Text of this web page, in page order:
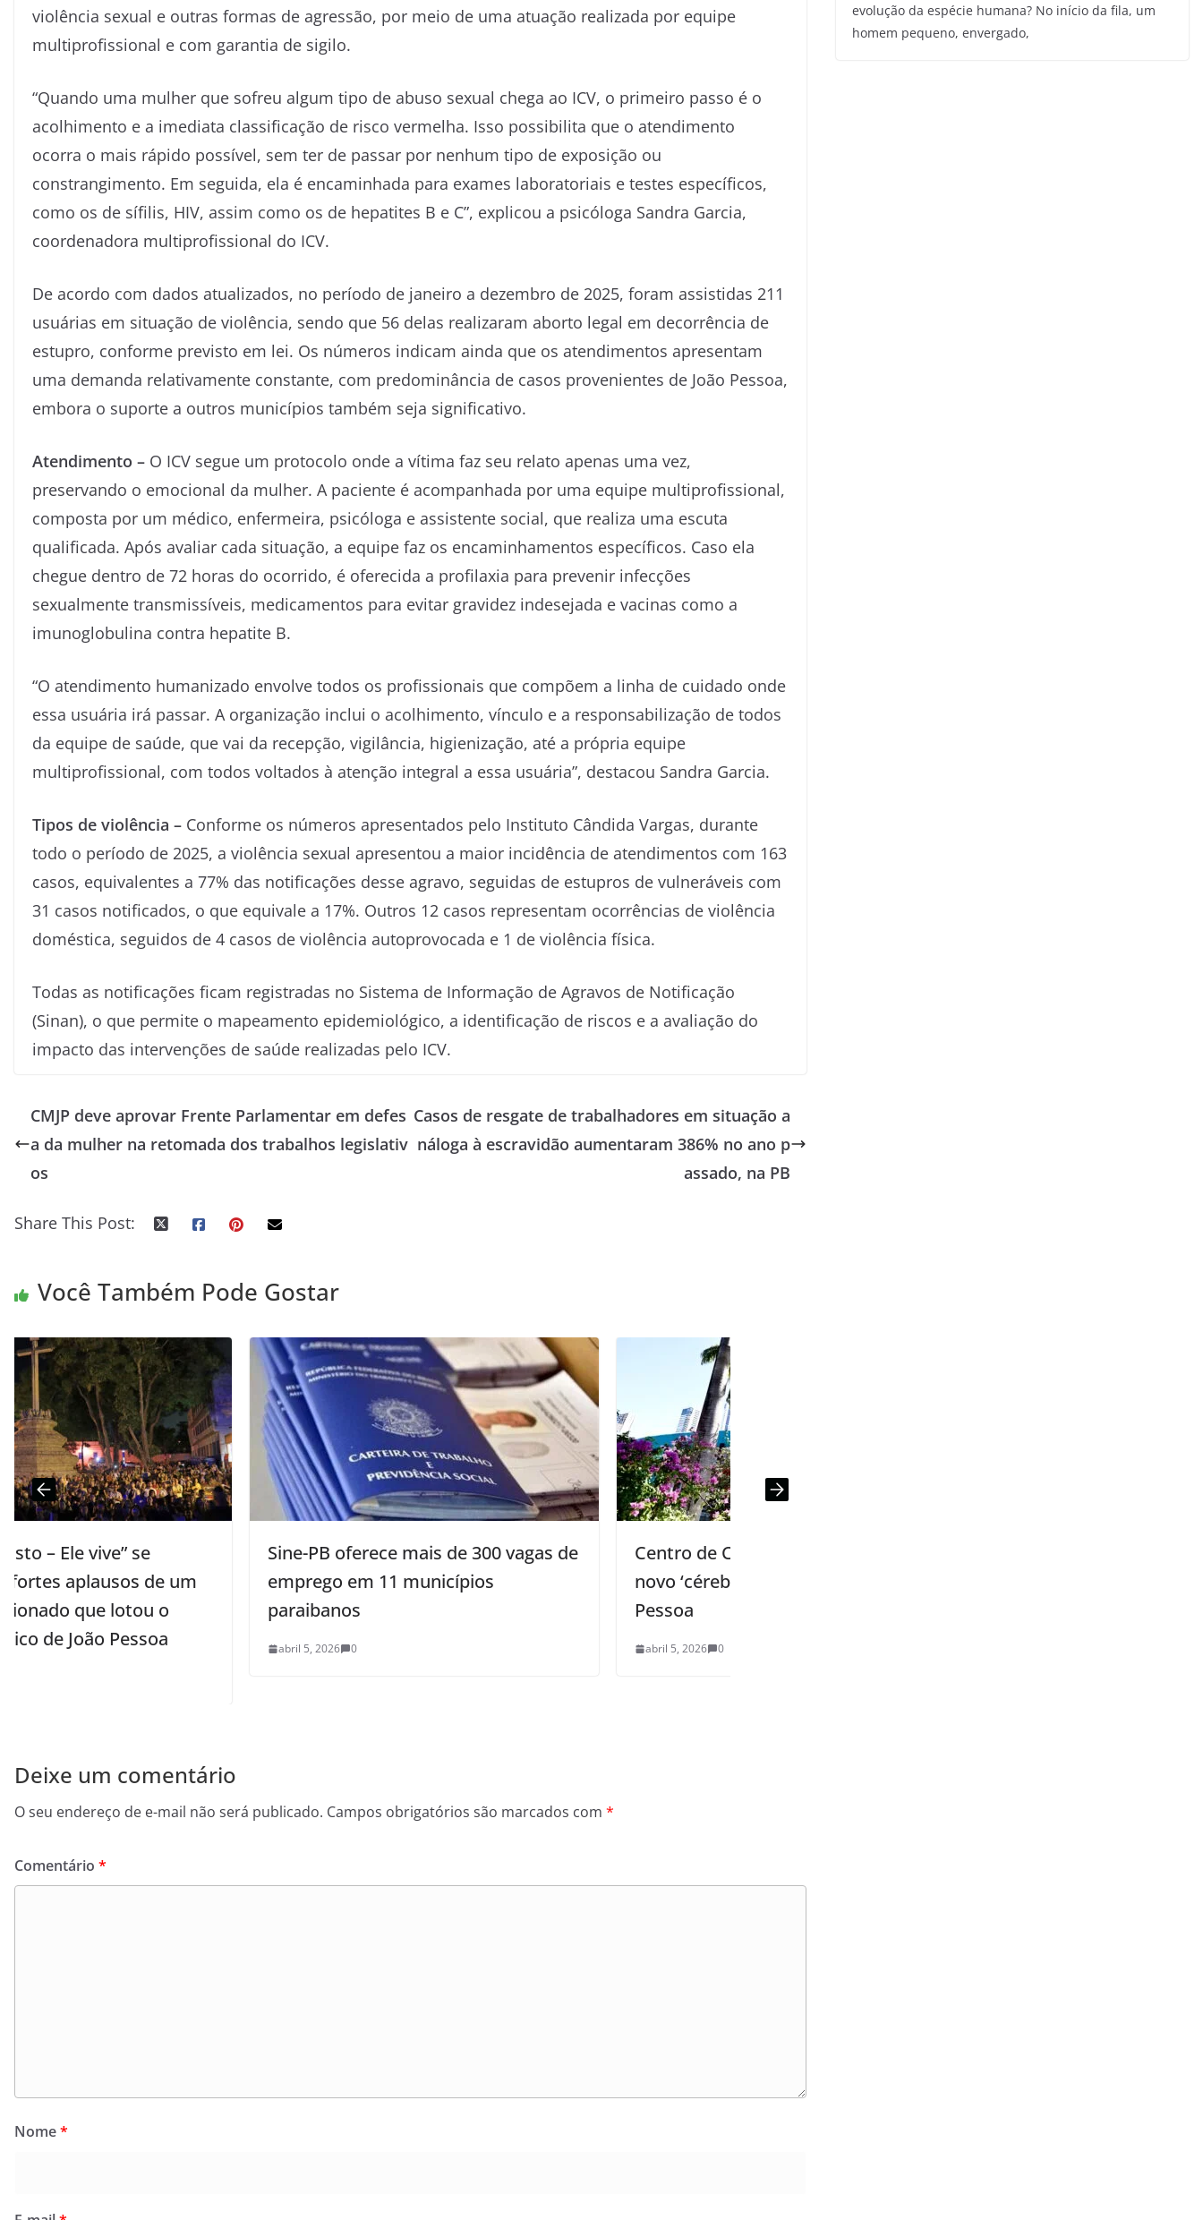
violência sexual e outras formas de agressão, por meio de uma atuação realizada por equipe
multiprofissional e com garantia de sigilo.
“Quando uma mulher que sofreu algum tipo de abuso sexual chega ao ICV, o primeiro passo é o
acolhimento e a imediata classificação de risco vermelha. Isso possibilita que o atendimento
ocorra o mais rápido possível, sem ter de passar por nenhum tipo de exposição ou
constrangimento. Em seguida, ela é encaminhada para exames laboratoriais e testes específicos,
como os de sífilis, HIV, assim como os de hepatites B e C”, explicou a psicóloga Sandra Garcia,
coordenadora multiprofissional do ICV.
De acordo com dados atualizados, no período de janeiro a dezembro de 2025, foram assistidas 211
usuárias em situação de violência, sendo que 56 delas realizaram aborto legal em decorrência de
estupro, conforme previsto em lei. Os números indicam ainda que os atendimentos apresentam
uma demanda relativamente constante, com predominância de casos provenientes de João Pessoa,
embora o suporte a outros municípios também seja significativo.
Atendimento – O ICV segue um protocolo onde a vítima faz seu relato apenas uma vez,
preservando o emocional da mulher. A paciente é acompanhada por uma equipe multiprofissional,
composta por um médico, enfermeira, psicóloga e assistente social, que realiza uma escuta
qualificada. Após avaliar cada situação, a equipe faz os encaminhamentos específicos. Caso ela
chegue dentro de 72 horas do ocorrido, é oferecida a profilaxia para prevenir infecções
sexualmente transmissíveis, medicamentos para evitar gravidez indesejada e vacinas como a
imunoglobulina contra hepatite B.
“O atendimento humanizado envolve todos os profissionais que compõem a linha de cuidado onde
essa usuária irá passar. A organização inclui o acolhimento, vínculo e a responsabilização de todos
da equipe de saúde, que vai da recepção, vigilância, higienização, até a própria equipe
multiprofissional, com todos voltados à atenção integral a essa usuária”, destacou Sandra Garcia.
Tipos de violência – Conforme os números apresentados pelo Instituto Cândida Vargas, durante
todo o período de 2025, a violência sexual apresentou a maior incidência de atendimentos com 163
casos, equivalentes a 77% das notificações desse agravo, seguidas de estupros de vulneráveis com
31 casos notificados, o que equivale a 17%. Outros 12 casos representam ocorrências de violência
doméstica, seguidos de 4 casos de violência autoprovocada e 1 de violência física.
Todas as notificações ficam registradas no Sistema de Informação de Agravos de Notificação
(Sinan), o que permite o mapeamento epidemiológico, a identificação de riscos e a avaliação do
impacto das intervenções de saúde realizadas pelo ICV.
CMJP deve aprovar Frente Parlamentar em defes
a da mulher na retomada dos trabalhos legislativ
os
Casos de resgate de trabalhadores em situação a
náloga à escravidão aumentaram 386% no ano p
assado, na PB
Share This Post:
Você Também Pode Gostar
Sine-PB oferece mais de 300 vagas de
emprego em 11 municípios
paraibanos
abril 5, 2026 0
Centro de Cooperação da Cidade: o
novo ‘cérebro operacional’ de João
Deixe um comentário
O seu endereço de e-mail não será publicado. Campos obrigatórios são marcados com *
Comentário *
Nome*
evolução da espécie humana? No início da fila, um
homem pequeno, envergado,